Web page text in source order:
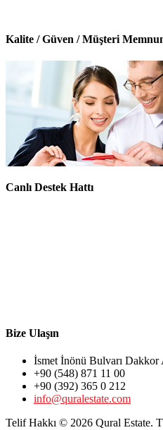
Kalite / Güven / Müşteri
Canlı Destek Hattı
Bize Ulaşın
İsmet İnönü Bulvarı
+90 (548) 871 11 00
+90 (392) 365 0 212
info@quralestate.com
Telif Hakkı © 2026 Qural Estate.